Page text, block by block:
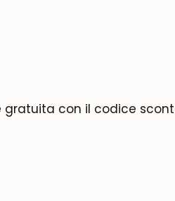
gratuita con il codice